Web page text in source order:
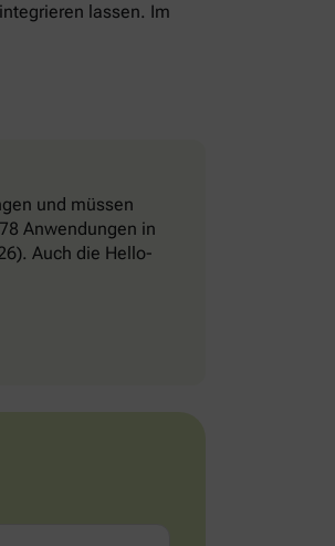
lassen. Im
und müssen
Anwendungen in
Auch die Hello-